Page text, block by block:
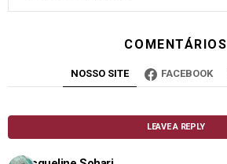
COMENTÁRIOS
NOSSO SITE FACEBOOK
LEAVE A REPLY